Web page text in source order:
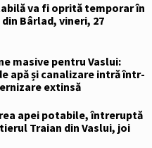
va fi oprită temporar în
Bârlad, vineri, 27
masive pentru Vaslui:
apă și canalizare intră într-
extinsă
apei potabile, întreruptă
Traian din Vaslui, joi